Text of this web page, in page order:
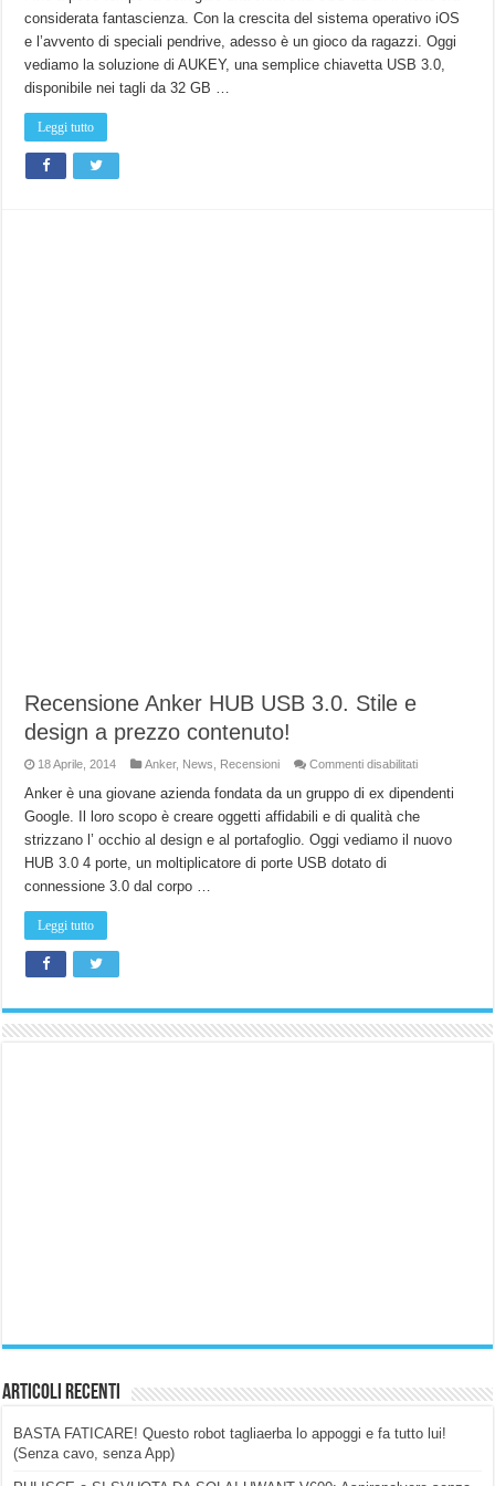
flash
drive
GB
con
considerata fantascienza. Con la crescita del sistema operativo iOS
e l’avvento di speciali pendrive, adesso è un gioco da ragazzi. Oggi
vediamo la soluzione di AUKEY, una semplice chiavetta USB 3.0,
disponibile nei tagli da 32 GB …
Leggi tutto
Recensione Anker HUB USB 3.0. Stile e
design a prezzo contenuto!
18 Aprile, 2014 Anker, News Recensioni Commenti disabilitatisu
Anker
HUB
USB
Stile
Anker è una giovane azienda fondata da un gruppo di ex dipendenti
Google. Il loro scopo è creare oggetti affidabili e di qualità che
strizzano l’ occhio al design e al portafoglio. Oggi vediamo il nuovo
HUB 3.0 4 porte, un moltiplicatore di porte USB dotato di
connessione 3.0 dal corpo …
Leggi tutto
Articoli Recenti
BASTA FATICARE! Questo robot tagliaerba lo appoggi e fa tutto lui!
(Senza cavo, senza App)